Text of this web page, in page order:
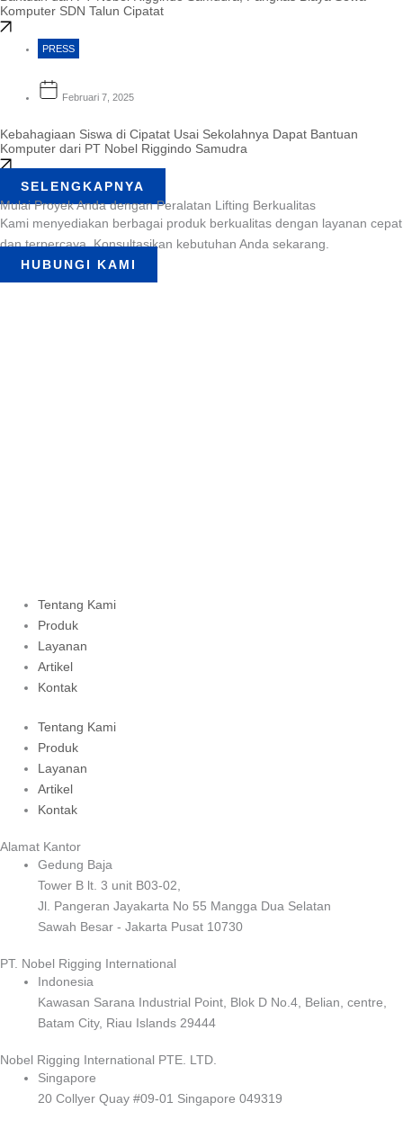
Komputer SDN Talun Cipatat
PRESS
Februari 7, 2025
Kebahagiaan Siswa di Cipatat Usai Sekolahnya Dapat Bantuan
Komputer dari PT Nobel Riggindo Samudra
SELENGKAPNYA
Mulai Proyek Anda dengan Peralatan Lifting Berkualitas
Kami menyediakan berbagai produk berkualitas dengan layanan cepat
dan terpercaya. Konsultasikan kebutuhan Anda sekarang.
HUBUNGI KAMI
Tentang Kami
Produk
Layanan
Artikel
Kontak
Tentang Kami
Produk
Layanan
Artikel
Kontak
Alamat Kantor
Gedung Baja
Tower B lt. 3 unit B03-02,
Jl. Pangeran Jayakarta No 55 Mangga Dua Selatan
Sawah Besar - Jakarta Pusat 10730
PT. Nobel Rigging International
Indonesia
Kawasan Sarana Industrial Point, Blok D No.4, Belian, centre,
Batam City, Riau Islands 29444
Nobel Rigging International PTE. LTD.
Singapore
20 Collyer Quay #09-01 Singapore 049319